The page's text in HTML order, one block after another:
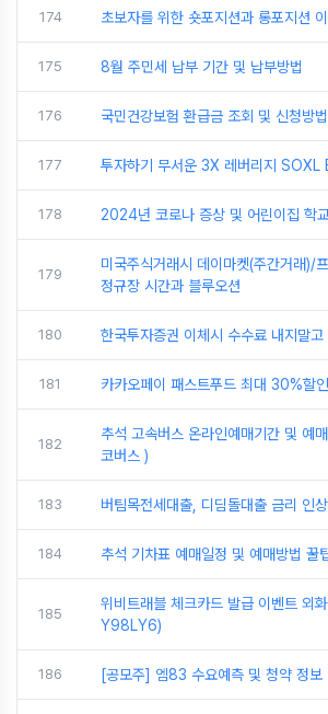
174 초보자를 위한 숏포지션과 롱포지션 이
175 8월 주민세 납부 기간 및 납부방법
176 국민건강보험 환급금 조회 및 신청방
177 투자하기 무서운 3X 레버리지 SOXL
178 2024년 코로나 증상 및 어린이집 학
179
미국주식거래시 데이마켓(주간거래)/
정규장 시간과 블루오션
180 한국투자증권 이체시 수수료 내지말
181 카카오페이 패스트푸드 최대 30%할
182
추석 고속버스 온라인예매기간 및 예
코버스 )
183 버팀목전세대출, 디딤돌대출 금리 인
184 추석 기차표 예매일정 및 예매방법
185
위비트래블 체크카드 발급 이벤트 외
Y98LY6)
186 [공모주] 엠83 수요예측 및 청약 정보